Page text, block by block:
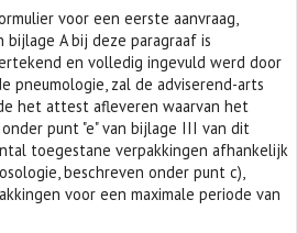
voor een eerste aanvraag,
A bij deze paragraaf is
en volledig ingevuld werd door
pneumologie, zal de adviserend-arts
het attest afleveren waarvan het
punt "e" van bijlage III van dit
toegestane verpakkingen afhankelijk
beschreven onder punt c),
voor een maximale periode van